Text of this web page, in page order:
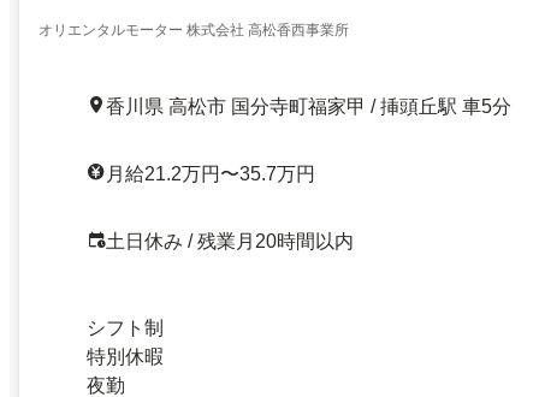
オリエンタルモーター 株式会社 高松香西事業所
香川県 高松市 国分寺町福家甲 / 挿頭丘駅 車5分
月給21.2万円〜35.7万円
土日休み / 残業月20時間以内
シフト制
特別休暇
夜勤